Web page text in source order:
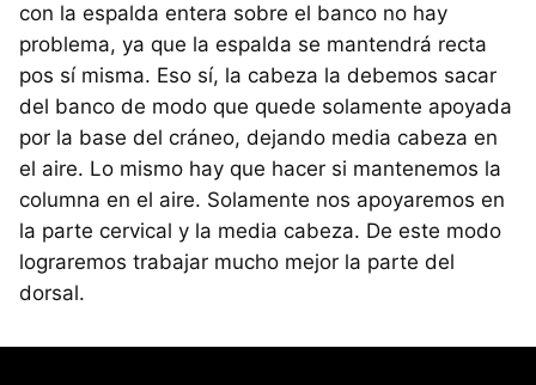
con la espalda entera sobre el banco no hay
problema, ya que la espalda se mantendrá recta
pos sí misma. Eso sí, la cabeza la debemos sacar
del banco de modo que quede solamente apoyada
por la base del cráneo, dejando media cabeza en
el aire. Lo mismo hay que hacer si mantenemos la
columna en el aire. Solamente nos apoyaremos en
la parte cervical y la media cabeza. De este modo
lograremos trabajar mucho mejor la parte del
dorsal.